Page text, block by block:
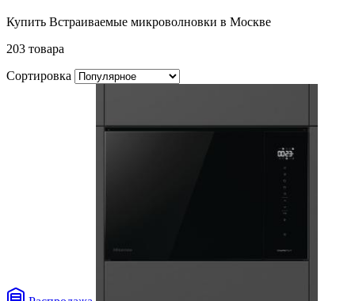
Купить Встраиваемые микроволновки в Москве
203 товара
Сортировка